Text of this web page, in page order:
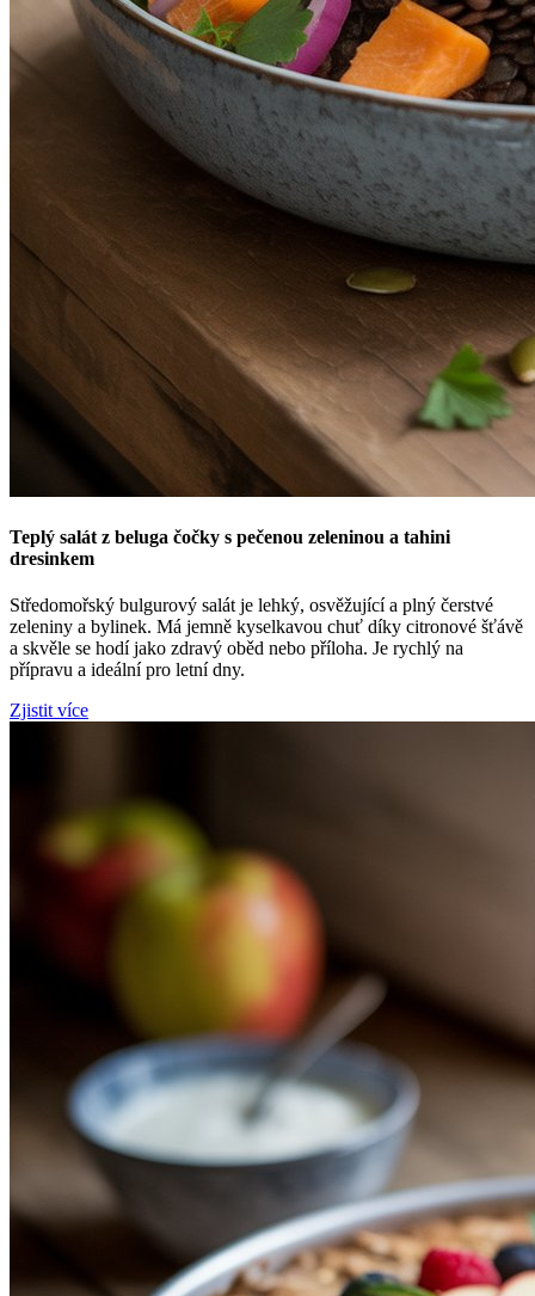
Teplý salát z beluga čočky s pečenou zeleninou a tahini
dresinkem
Středomořský bulgurový salát je lehký, osvěžující a plný čerstvé
zeleniny a bylinek. Má jemně kyselkavou chuť díky citronové šťávě
a skvěle se hodí jako zdravý oběd nebo příloha. Je rychlý na
přípravu a ideální pro letní dny.
Zjistit více